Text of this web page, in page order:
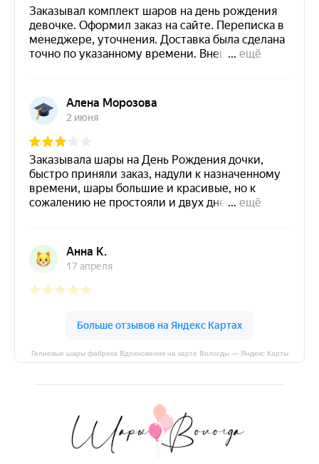
Гелиевые шары фабрика Вдохновения на карте Вологды — Яндекс Карты